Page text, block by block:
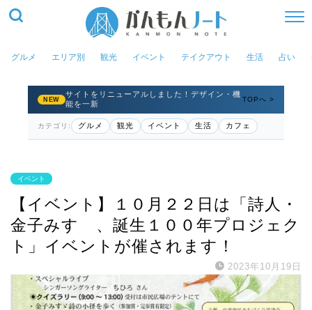
グルメ エリア別 観光 イベント テイクアウト 生活 占い
NEW
サイトをリニューアルしました！デザイン・機
能を一新
TOPへ >
カテゴリ: グルメ 観光 イベント 生活 カフェ
イベント
【イベント】１０月２２日は「詩人・
金子みすゞ、誕生１００年プロジェク
ト」イベントが催されます！
2023年10月19日